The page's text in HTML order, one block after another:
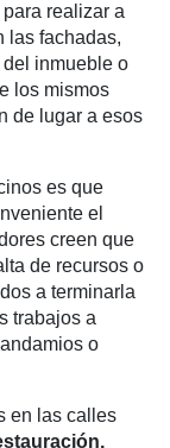
realizar a
las fachadas,
inmueble o
los mismos
de lugar a esos
es que
el
creen que
de recursos o
a terminarla
trabajos a
o
en las calles